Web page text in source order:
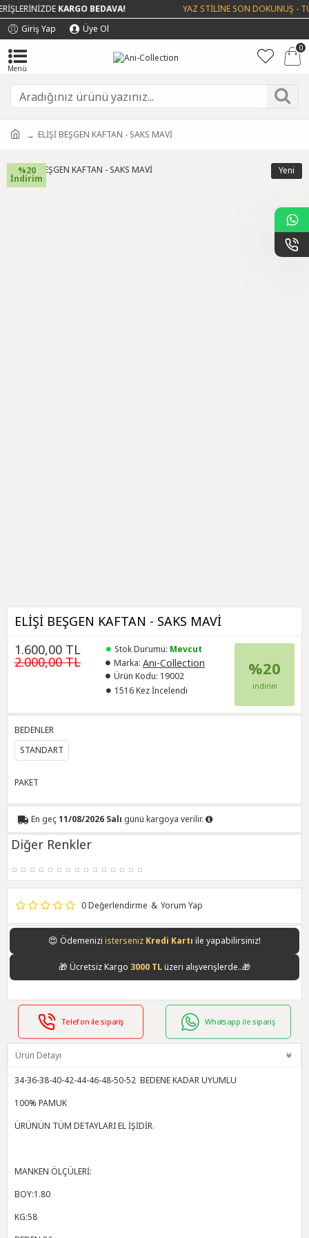
KARGO BEDAVA!
YAZ STİLİNE SON DOKUNUŞ -
Giriş Yap
Üye Ol
0
ELİŞİ BEŞGEN KAFTAN - SAKS MAVİ
Yeni
%20
İndirim
ELİŞİ BEŞGEN KAFTAN - SAKS MAVİ
0 Değerlendirme & Yorum Yap
1.600,00 TL
2.000,00 TL
Stok Durumu: Mevcut
Marka: Anı-Collection
Ürün Kodu: 19002
1516 Kez İncelendi
%20
indirim
BEDENLER
STANDART
PAKET
En geç11/08/2026 Salı günü kargoya verilir.
Diğer Renkler
😍 Ödemenizi istersenizKredi Kartı ile yapabilirsiniz!
🎁 Ücretsiz Kargo 3000 TLüzeri alışverişlerde..🎁
Telefon ile sipariş Whatsapp ile sipariş
Ürün Detayı
34-36-38-40-42-44-46-48-50-52 BEDENE KADAR UYUMLU
100% PAMUK
ÜRÜNÜN TÜM DETAYLARI EL İŞİDİR.
MANKEN ÖLÇÜLERİ:
BOY:1.80
KG:58